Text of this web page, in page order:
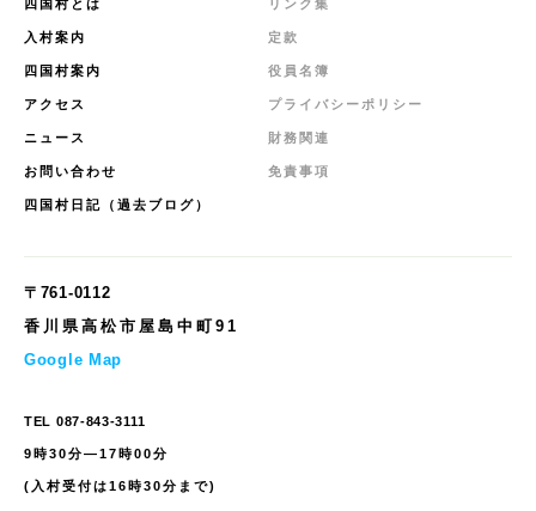
四国村とは
入村案内
四国村案内
アクセス
ニュース
お問い合わせ
四国村日記（過去ブログ）
リンク集
定款
役員名簿
プライバシーポリシー
財務関連
免責事項
〒761-0112
香川県高松市屋島中町91
Google Map
TEL 087-843-3111
9時30分—17時00分
(入村受付は16時30分まで)